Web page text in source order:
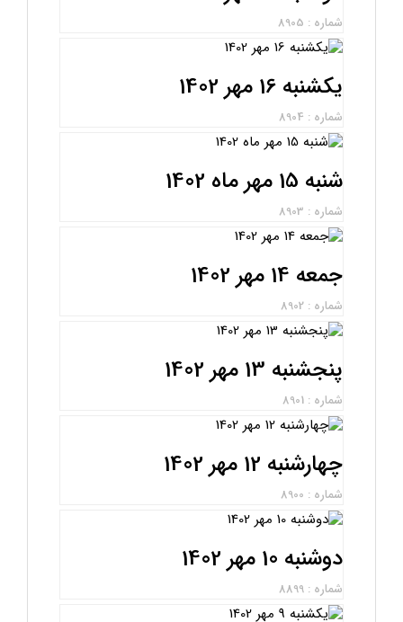
شماره : 8905
یکشنبه 16 مهر 1402
شماره : 8904
شنبه 15 مهر ماه 1402
شماره : 8903
جمعه 14 مهر 1402
شماره : 8902
پنجشنبه 13 مهر 1402
شماره : 8901
چهارشنبه 12 مهر 1402
شماره : 8900
دوشنبه 10 مهر 1402
شماره : 8899